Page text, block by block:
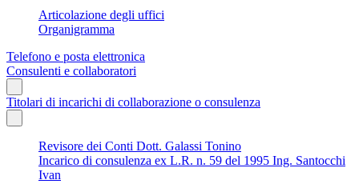
Articolazione degli uffici
Organigramma
Telefono e posta elettronica
Consulenti e collaboratori
Titolari di incarichi di collaborazione o consulenza
Revisore dei Conti Dott. Galassi Tonino
Incarico di consulenza ex L.R. n. 59 del 1995 Ing. Santocchi
Ivan